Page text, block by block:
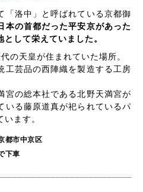
「洛中」と呼ばれている京都御
本の首都だった平安京があった
して栄えていました。
の天皇が住まれていた場所。
工芸品の西陣織を製造する工房
宮の総本社である北野天満宮が
いる藤原道真が祀られているパ
ます。
都市中京区
下車